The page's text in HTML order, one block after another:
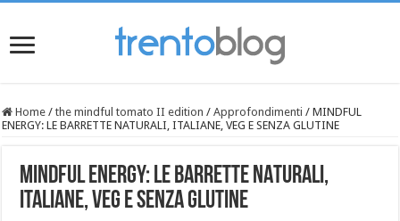
Home / the mindful tomato II edition / Approfondimenti / MINDFUL
ENERGY: LE BARRETTE NATURALI, ITALIANE, VEG E SENZA GLUTINE
MINDFUL ENERGY: LE BARRETTE NATURALI,
ITALIANE, VEG E SENZA GLUTINE